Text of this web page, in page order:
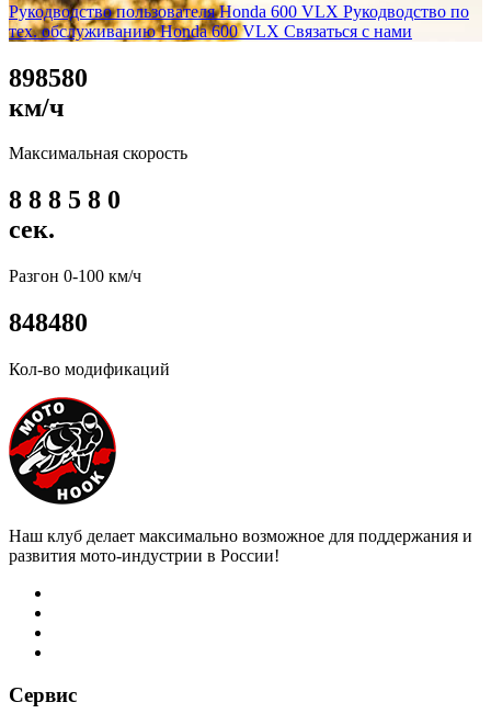
Рукодводство пользователя Honda 600 VLX Рукодводство по
тех. обслуживанию Honda 600 VLX Связаться с нами
898580
км/ч
Максимальная скорость
8 8 8 5 8 0
сек.
Разгон 0-100 км/ч
848480
Кол-во модификаций
Наш клуб делает максимально возможное для поддержания и
развития мото-индустрии в России!
Сервис